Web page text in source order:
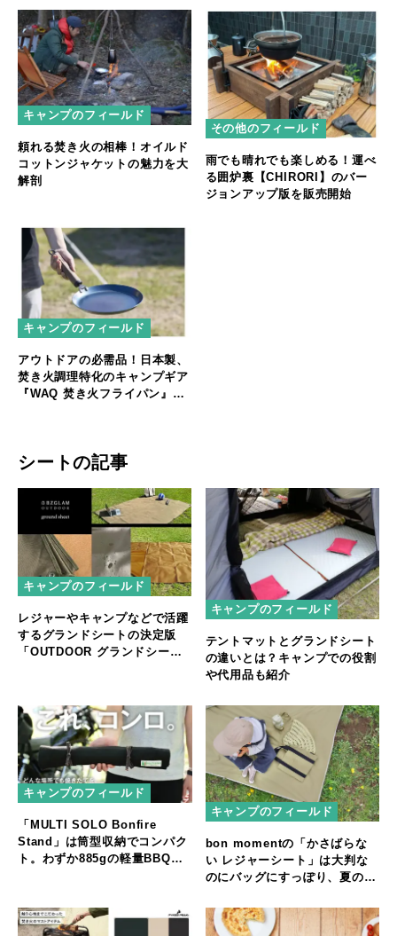
キャンプのフィールド
頼れる焚き火の相棒！オイルド
コットンジャケットの魅力を大
解剖
その他のフィールド
雨でも晴れでも楽しめる！運べ
る囲炉裏【CHIRORI】のバー
ジョンアップ版を販売開始
キャンプのフィールド
アウトドアの必需品！日本製、
焚き火調理特化のキャンプギア
『WAQ 焚き火フライパン』販
シートの記事
キャンプのフィールド
レジャーやキャンプなどで活躍
するグランドシートの決定版
「OUTDOOR グランドシー
キャンプのフィールド
テントマットとグランドシート
の違いとは？キャンプでの役割
や代用品も紹介
キャンプのフィールド
「MULTI SOLO Bonfire
Stand」は筒型収納でコンパク
ト。わずか885gの軽量BBQコ
キャンプのフィールド
bon momentの「かさばらな
い レジャーシート」は大判な
のにバッグにすっぽり、夏のお